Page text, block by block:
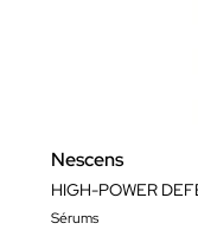
Nescens
HIGH-POWER
Sérums